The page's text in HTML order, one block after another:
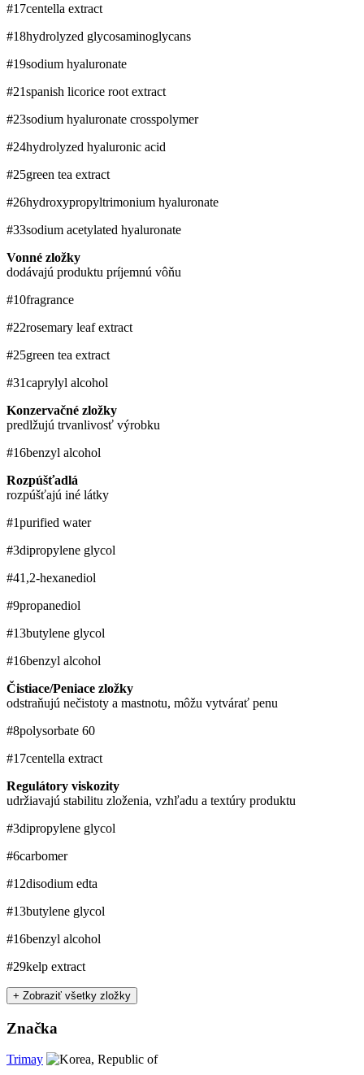
#17​centella extract
#18hydrolyzed ​glycosaminoglycans
#19sodium hyaluronate
#21spanish licorice root extract
#23sodium hyaluronate crosspolymer
#24hydrolyzed hyaluronic acid
#25green tea extract
#26hydroxypropyltrimonium hyaluronate
#33sodium acetylated hyaluronate
Vonné zložky
dodávajú produktu príjemnú vôňu
#10fragrance
#22rosemary leaf extract
#25green tea extract
#31caprylyl ​alcohol
Konzervačné zložky
predlžujú trvanlivosť výrobku
#16benzyl alcohol
Rozpúšťadlá
rozpúšťajú iné látky
#1purified water
#3dipropylene glycol
#41,2-hexanediol
#9propanediol
#13butylene glycol
#16benzyl alcohol
Čistiace/Peniace zložky
odstraňujú nečistoty a mastnotu, môžu vytvárať penu
#8polysorbate 60
#17​centella extract
Regulátory viskozity
udržiavajú stabilitu zloženia, vzhľadu a textúry produktu
#3dipropylene glycol
#6carbomer
#12disodium edta
#13butylene glycol
#16benzyl alcohol
#29kelp extract
+ Zobraziť všetky zložky
Značka
Trimay